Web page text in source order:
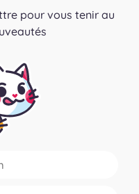
pour vous tenir au